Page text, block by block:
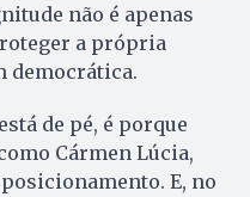
não é apenas
a própria
democrática.
de pé, é porque
Cármen Lúcia,
E, no